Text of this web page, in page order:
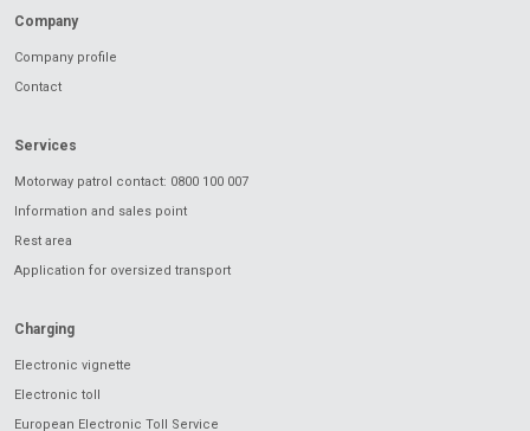
Company
Company profile
Contact
Services
Motorway patrol contact: 0800 100 007
Information and sales point
Rest area
Application for oversized transport
Charging
Electronic vignette
Electronic toll
European Electronic Toll Service